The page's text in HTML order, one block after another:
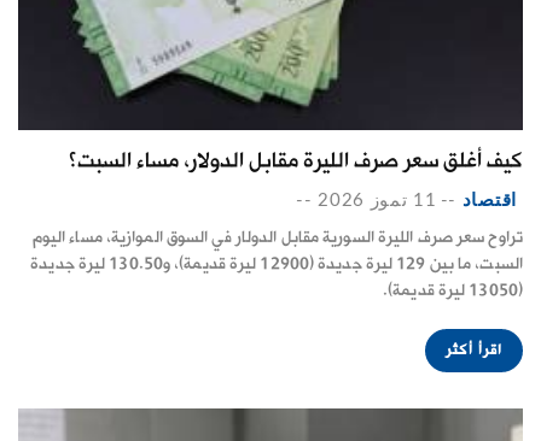
كيف أغلق سعر صرف الليرة مقابل الدولار، مساء السبت؟
اقتصاد -- 11 تموز 2026 --
تراوح سعر صرف الليرة السورية مقابل الدولار في السوق الموازية، مساء اليوم
السبت، ما بين 129 ليرة جديدة (12900 ليرة قديمة)، و130.50 ليرة جديدة
(13050 ليرة قديمة).
اقرأ أكثر